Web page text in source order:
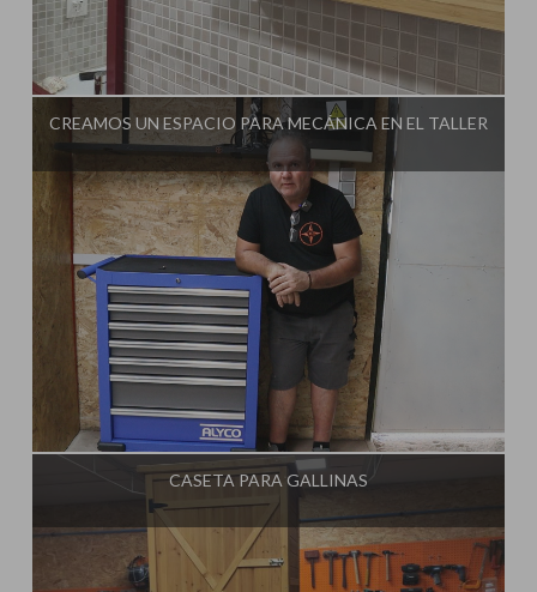
Influencer:Ginessot
CREAMOS UN ESPACIO PARA MECÁNICA EN EL TALLER
Influencer: Ginessot
CASETA PARA GALLINAS